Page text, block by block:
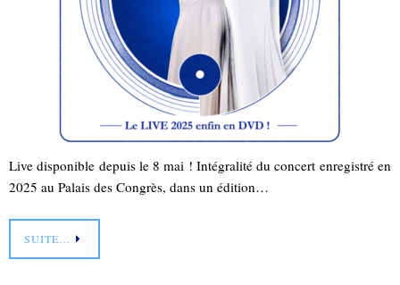
Live disponible depuis le 8 mai ! Intégralité du concert enregistré en
2025 au Palais des Congrès, dans un édition…
SUITE…